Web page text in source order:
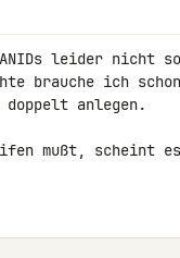
leider nicht
brauche ich
anlegen.
mußt, scheint